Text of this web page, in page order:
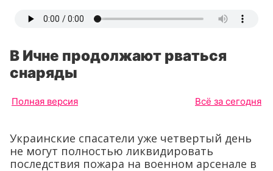
В Ичне продолжают рваться
снаряды
Полная версия Всё за сегодня
Украинские спасатели уже четвертый день
не могут полностью ликвидировать
последствия пожара на военном арсенале в